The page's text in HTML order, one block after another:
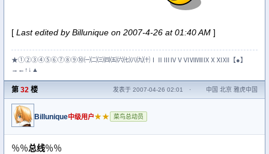
[ Last edited by Billunique on 2007-4-26 at 01:40 AM ]
★①②③④⑤⑥⑦⑧⑨⑩㈠㈡㈢㈣㈤㈥㈦㈧㈨㈩ⅠⅡⅢⅣⅤⅥⅦⅧⅨⅩⅪⅫ【●】
→←↑↓▲
第 32 楼 发表于 2007-04-26 02:01 · 中国 北京 雅虎中国
Billunique中级用户★★ 菜鸟总动员
％％总线％％